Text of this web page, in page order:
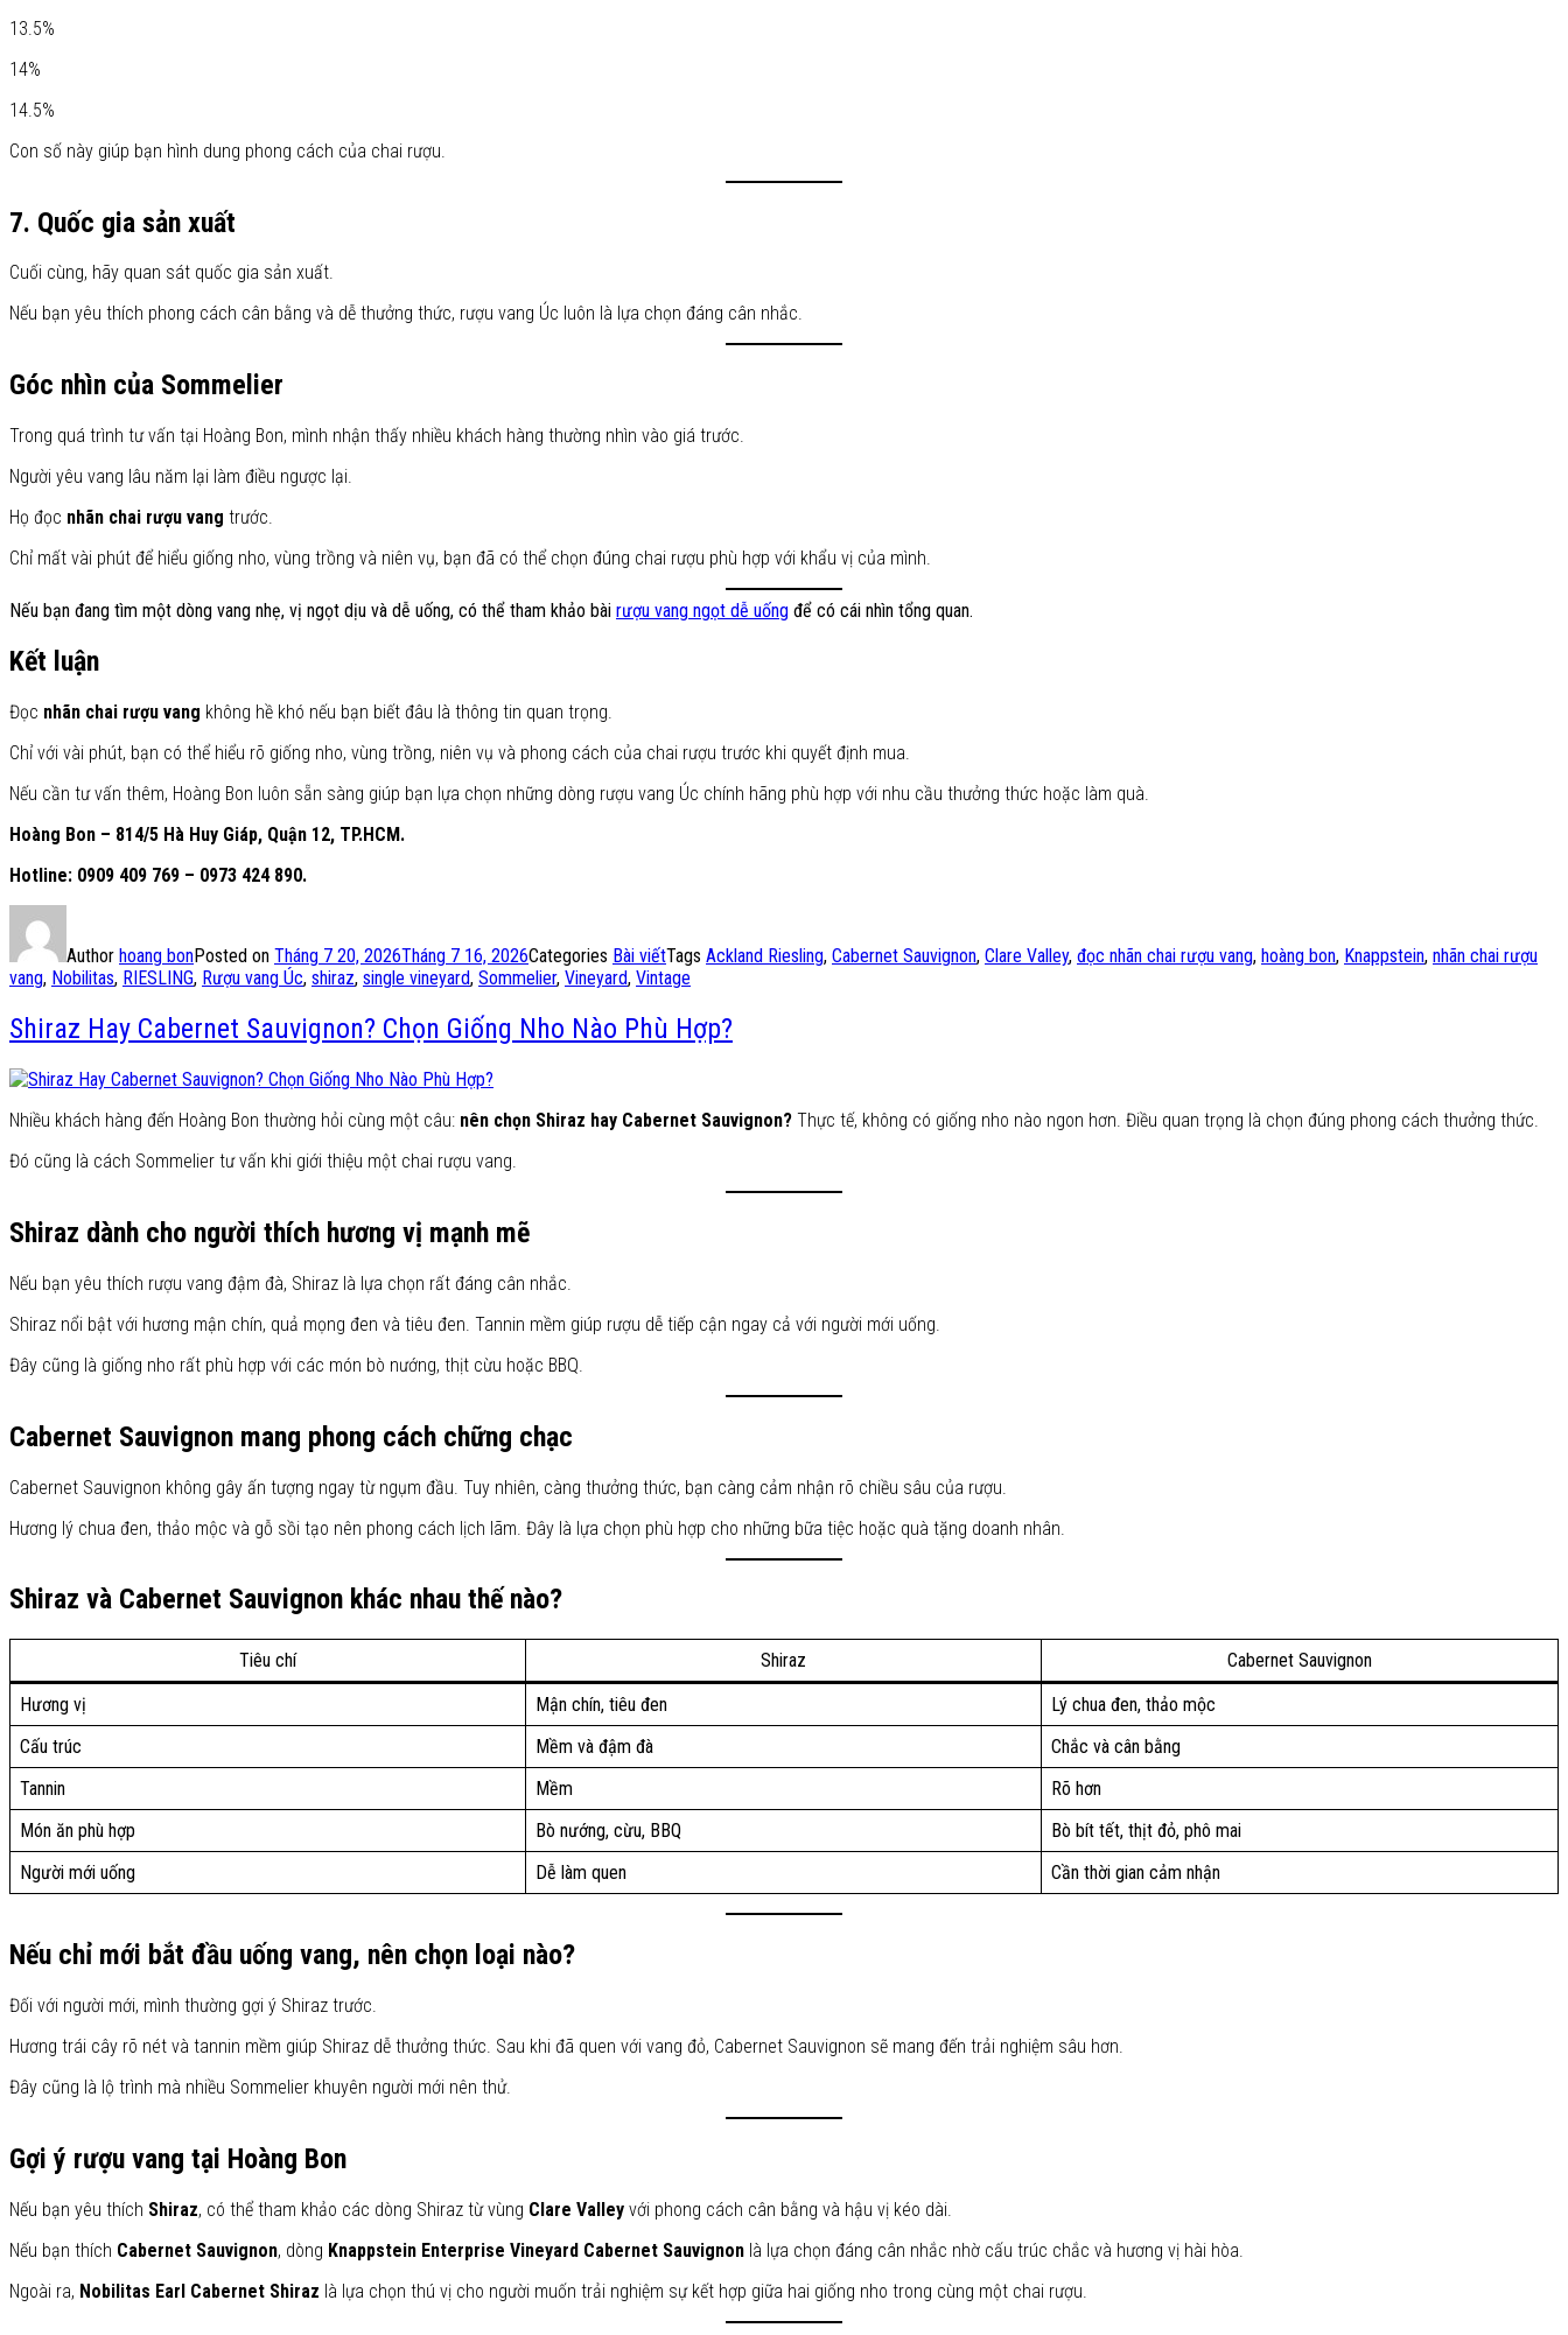
13.5%
14%
14.5%
Con số này giúp bạn hình dung phong cách của chai rượu.
7. Quốc gia sản xuất
Cuối cùng, hãy quan sát quốc gia sản xuất.
Nếu bạn yêu thích phong cách cân bằng và dễ thưởng thức, rượu vang Úc luôn là lựa chọn đáng cân nhắc.
Góc nhìn của Sommelier
Trong quá trình tư vấn tại Hoàng Bon, mình nhận thấy nhiều khách hàng thường nhìn vào giá trước.
Người yêu vang lâu năm lại làm điều ngược lại.
Họ đọc nhãn chai rượu vang trước.
Chỉ mất vài phút để hiểu giống nho, vùng trồng và niên vụ, bạn đã có thể chọn đúng chai rượu phù hợp với khẩu vị của mình.
Nếu bạn đang tìm một dòng vang nhẹ, vị ngọt dịu và dễ uống, có thể tham khảo bài rượu vang ngọt dễ uống để có cái nhìn tổng quan.
Kết luận
Đọc nhãn chai rượu vang không hề khó nếu bạn biết đâu là thông tin quan trọng.
Chỉ với vài phút, bạn có thể hiểu rõ giống nho, vùng trồng, niên vụ và phong cách của chai rượu trước khi quyết định mua.
Nếu cần tư vấn thêm, Hoàng Bon luôn sẵn sàng giúp bạn lựa chọn những dòng rượu vang Úc chính hãng phù hợp với nhu cầu thưởng thức hoặc làm quà.
Hoàng Bon – 814/5 Hà Huy Giáp, Quận 12, TP.HCM.
Hotline: 0909 409 769 – 0973 424 890.
Author hoang bonPosted on Tháng 7 20, 2026Tháng 7 16, 2026Categories Bài viếtTags Ackland Riesling, Cabernet Sauvignon, Clare Valley, đọc nhãn chai rượu vang, hoàng bon, Knappstein, nhãn chai rượu
vang, Nobilitas, RIESLING, Rượu vang Úc, shiraz, single vineyard, Sommelier, Vineyard, Vintage
Shiraz Hay Cabernet Sauvignon? Chọn Giống Nho Nào Phù Hợp?
Nhiều khách hàng đến Hoàng Bon thường hỏi cùng một câu: nên chọn Shiraz hay Cabernet Sauvignon? Thực tế, không có giống nho nào ngon hơn. Điều quan trọng là chọn đúng phong cách thưởng thức.
Đó cũng là cách Sommelier tư vấn khi giới thiệu một chai rượu vang.
Shiraz dành cho người thích hương vị mạnh mẽ
Nếu bạn yêu thích rượu vang đậm đà, Shiraz là lựa chọn rất đáng cân nhắc.
Shiraz nổi bật với hương mận chín, quả mọng đen và tiêu đen. Tannin mềm giúp rượu dễ tiếp cận ngay cả với người mới uống.
Đây cũng là giống nho rất phù hợp với các món bò nướng, thịt cừu hoặc BBQ.
Cabernet Sauvignon mang phong cách chững chạc
Cabernet Sauvignon không gây ấn tượng ngay từ ngụm đầu. Tuy nhiên, càng thưởng thức, bạn càng cảm nhận rõ chiều sâu của rượu.
Hương lý chua đen, thảo mộc và gỗ sồi tạo nên phong cách lịch lãm. Đây là lựa chọn phù hợp cho những bữa tiệc hoặc quà tặng doanh nhân.
Shiraz và Cabernet Sauvignon khác nhau thế nào?
Tiêu chí Shiraz
Cabernet Sauvignon
Hương vị
Mận chín, tiêu đen
Lý chua đen, thảo mộc
Cấu trúc
Mềm và đậm đà
Chắc và cân bằng
Tannin
Mềm
Rõ hơn
Món ăn phù hợp
Bò nướng, cừu, BBQ
Bò bít tết, thịt đỏ, phô mai
Người mới uống
Dễ làm quen Cần thời gian cảm nhận
Nếu chỉ mới bắt đầu uống vang, nên chọn loại nào?
Đối với người mới, mình thường gợi ý Shiraz trước.
Hương trái cây rõ nét và tannin mềm giúp Shiraz dễ thưởng thức. Sau khi đã quen với vang đỏ, Cabernet Sauvignon sẽ mang đến trải nghiệm sâu hơn.
Đây cũng là lộ trình mà nhiều Sommelier khuyên người mới nên thử.
Gợi ý rượu vang tại Hoàng Bon
Nếu bạn yêu thích Shiraz, có thể tham khảo các dòng Shiraz từ vùng Clare Valley với phong cách cân bằng và hậu vị kéo dài.
Nếu bạn thích Cabernet Sauvignon, dòng Knappstein Enterprise Vineyard Cabernet Sauvignon là lựa chọn đáng cân nhắc nhờ cấu trúc chắc và hương vị hài hòa.
Ngoài ra, Nobilitas Earl Cabernet Shiraz là lựa chọn thú vị cho người muốn trải nghiệm sự kết hợp giữa hai giống nho trong cùng một chai rượu.